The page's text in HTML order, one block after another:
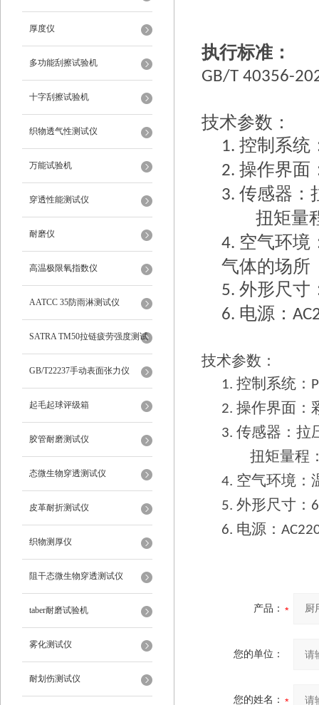
厚度仪
多功能刮擦试验机
十字刮擦试验机
织物透气性测试仪
万能试验机
穿透性能测试仪
耐磨仪
高温极限氧指数仪
AATCC 35防雨淋测试仪
SATRA TM50拉链疲劳强度测试
仪
GB/T22237手动表面张力仪
起毛起球评级箱
胶管耐磨测试仪
态微生物穿透测试仪
皮革耐折测试仪
织物测厚仪
阻干态微生物穿透测试仪
taber耐磨试验机
雾化测试仪
耐划伤测试仪
执行标准：
GB/T 40356-
技术参数：
1. 控制系统
2. 操作界面
3. 传感器：
扭矩量
4. 空气环境
气体的场所
5. 外形尺寸
6. 电源：
技术参数：
1. 控制系统：
2. 操作界面：
3. 传感器：拉
扭矩量程
4. 空气环境：
5. 外形尺寸：
6. 电源：
产品：
您的单位：
您的姓名：